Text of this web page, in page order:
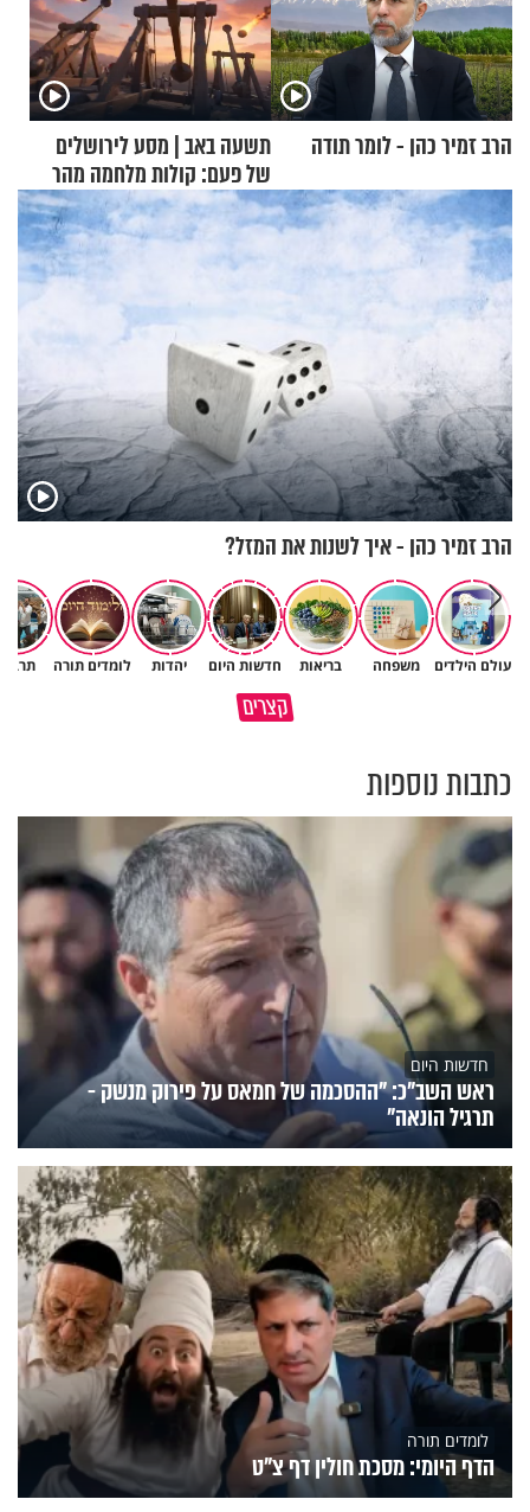
הרב זמיר כהן - לומר תודה
תשעה באב | מסע לירושלים
של פעם: קולות מלחמה מהר
הזיתים
הרב זמיר כהן - איך לשנות את המזל?
עולם הילדים משפחה בריאות חדשות היום יהדות לומדים תורה
קצריםמדוע האמונה נמשלה למלח?
גם ׳הרע׳ זה הרחמים של בורא
כתבות נוספות
חדשות היום
ראש השב"כ: "ההסכמה של חמאס על פירוק מנשק -
תרגיל הונאה"
לומדים תורה
הדף היומי: מסכת חולין דף צ"ט